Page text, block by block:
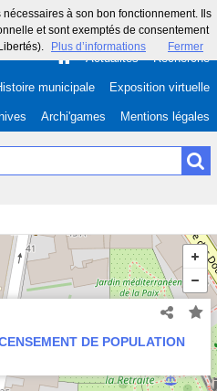
à son bon fonctionnement. Ils
et sont exemptés de consentement
Plus d’informations Fermer
Actualités Recherche
municipale Exposition virtuelle
Archi'games Mentions légales
DE POPULATION